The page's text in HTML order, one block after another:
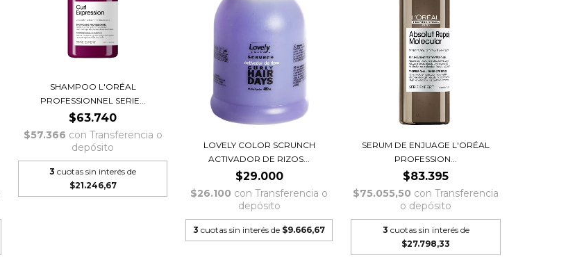
SHAMPOO L'ORÉAL
PROFESSIONNEL SERIE...
$63.740
$57.366 con Transferencia o
depósito
3 cuotas sin interés de
$21.246,67
LOVELY COLOR SCRUNCH
ACTIVADOR DE RIZOS...
$29.000
$26.100 con Transferencia o
depósito
3 cuotas sin interés de $9.666,67
SERUM DE ENJUAGE L'ORÉAL
PROFESSION...
$83.395
$75.055,50 con Transferencia
o depósito
3 cuotas sin interés de
$27.798,33